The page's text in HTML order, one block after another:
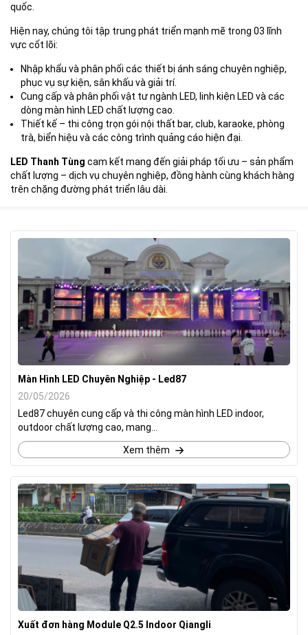
quốc.
Hiện nay, chúng tôi tập trung phát triển mạnh mẽ trong 03 lĩnh
vực cốt lõi:
Nhập khẩu và phân phối các thiết bị ánh sáng chuyên nghiệp,
phục vụ sự kiện, sân khấu và giải trí.
Cung cấp và phân phối vật tư ngành LED, linh kiện LED và các
dòng màn hình LED chất lượng cao.
Thiết kế – thi công trọn gói nội thất bar, club, karaoke, phòng
trà, biển hiệu và các công trình quảng cáo hiện đại.
LED Thanh Tùng cam kết mang đến giải pháp tối ưu – sản phẩm
chất lượng – dịch vụ chuyên nghiệp, đồng hành cùng khách hàng
trên chặng đường phát triển lâu dài.
Màn Hình LED Chuyên Nghiệp - Led87
20/05/2026
Led87 chuyên cung cấp và thi công màn hình LED indoor,
outdoor chất lượng cao, mang...
Xem thêm
Xuất đơn hàng Module Q2.5 Indoor Qiangli